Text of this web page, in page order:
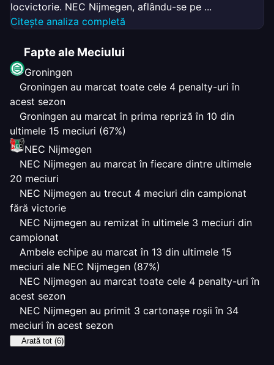
locvictorie. NEC Nijmegen, aflându-se pe ...
Citește analiza completă
Fapte ale Meciului
Groningen
Groningen au marcat toate cele 4 penalty-uri în
acest sezon
Groningen au marcat în prima repriză în 10 din
ultimele 15 meciuri (67%)
NEC Nijmegen
NEC Nijmegen au marcat în fiecare dintre ultimele
20 meciuri
NEC Nijmegen au trecut 4 meciuri din campionat
fără victorie
NEC Nijmegen au remizat în ultimele 3 meciuri din
campionat
Ambele echipe au marcat în 13 din ultimele 15
meciuri ale NEC Nijmegen (87%)
NEC Nijmegen au marcat toate cele 4 penalty-uri în
acest sezon
NEC Nijmegen au primit 3 cartonașe roșii în 34
meciuri în acest sezon
Arată tot (6)